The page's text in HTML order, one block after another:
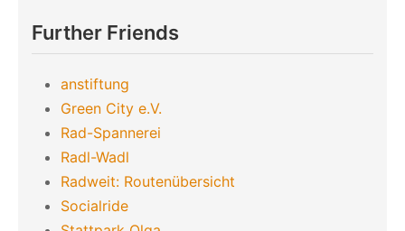
Further Friends
anstiftung
Green City e.V.
Rad-Spannerei
Radl-Wadl
Radweit: Routenübersicht
Socialride